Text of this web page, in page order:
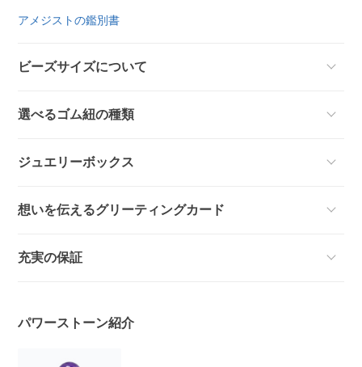
アメジストの鑑別書
ビーズサイズについて
選べるゴム紐の種類
ジュエリーボックス
想いを伝えるグリーティングカード
充実の保証
パワーストーン紹介